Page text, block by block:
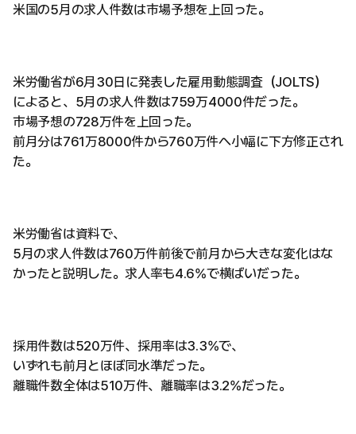
米国の5月の求人件数は市場予想を上回った。
米労働省が6月30日に発表した雇用動態調査（JOLTS）
によると、5月の求人件数は759万4000件だった。
市場予想の728万件を上回った。
前月分は761万8000件から760万件へ小幅に下方修正され
た。
米労働省は資料で、
5月の求人件数は760万件前後で前月から大きな変化はな
かったと説明した。求人率も4.6%で横ばいだった。
採用件数は520万件、採用率は3.3%で、
いずれも前月とほぼ同水準だった。
離職件数全体は510万件、離職率は3.2%だった。